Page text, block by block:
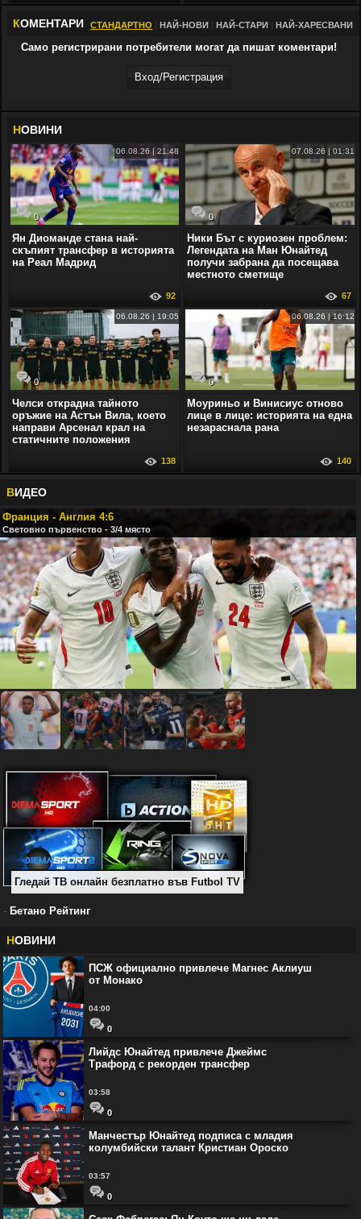
КОМЕНТАРИ СТАНДАРТНО НАЙ-НОВИ НАЙ-СТАРИ НАЙ-ХАРЕСВАНИ
Само регистрирани потребители могат да пишат коментари!
Вход/Регистрaция
НОВИНИ
0
06.08.26 | 21:48
Ян Диоманде стана най-
скъпият трансфер в историята
на Реал Мадрид
92
0
07.08.26 | 01:31
Ники Бът с куриозен проблем:
Легендата на Ман Юнайтед
получи забрана да посещава
местното сметище
67
0
06.08.26 | 19:05
Челси открадна тайното
оръжие на Астън Вила, което
направи Арсенал крал на
статичните положения
138
0
06.08.26 | 16:12
Моуриньо и Винисиус отново
лице в лице: историята на една
незараснала рана
140
ВИДЕО
Франция - Англия 4:6
Световно първенство - 3/4 място
Гледай ТВ онлайн безплатно във Futbol TV
- Бетано Рейтинг
НОВИНИ
ПСЖ официално привлече Магнес Аклиуш
от Монако
04:00
0
Лийдс Юнайтед привлече Джеймс
Трафорд с рекорден трансфер
03:58
0
Манчестър Юнайтед подписа с младия
колумбийски талант Кристиан Ороско
03:57
0